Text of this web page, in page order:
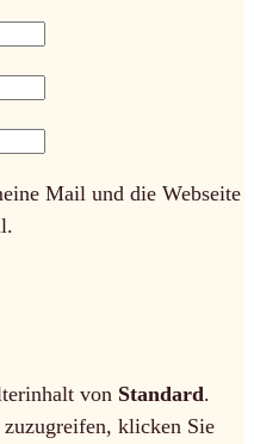
Mail und die Webseite
von Standard.
klicken Sie